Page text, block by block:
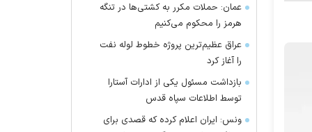
عمان: حملات مکرر به کشتی‌ها در تنگه
هرمز را محکوم می‌کنیم
عراق عظیم‌ترین پروژه خطوط لوله نفت
را آغاز کرد
بازداشت مسئول یکی از ادارات آستارا
توسط اطلاعات سپاه قدس
ونس: ایران اعلام کرده که قصدی برای